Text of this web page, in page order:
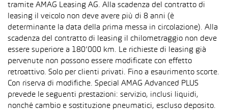
tramite AMAG Leasing AG. Alla scadenza del contratto di
leasing il veicolo non deve avere più di 8 anni (è
determinante la data della prima messa in circolazione). Alla
scadenza del contratto di leasing il chilometraggio non deve
essere superiore a 180’000 km. Le richieste di leasing già
pervenute non possono essere modificate con effetto
retroattivo. Solo per clienti privati. Fino a esaurimento scorte.
Con riserva di modifiche. Special AMAG Advanced PLUS
prevede le seguenti prestazioni: servizio, inclusi liquidi,
nonché cambio e sostituzione pneumatici, escluso deposito.